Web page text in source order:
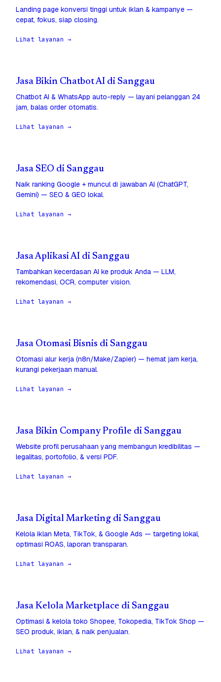
Landing page konversi tinggi untuk iklan & kampanye —
cepat, fokus, siap closing.
Lihat layanan →
Jasa Bikin Chatbot AI di Sanggau
Chatbot AI & WhatsApp auto-reply — layani pelanggan 24
jam, balas order otomatis.
Lihat layanan →
Jasa SEO di Sanggau
Naik ranking Google + muncul di jawaban AI (ChatGPT,
Gemini) — SEO & GEO lokal.
Lihat layanan →
Jasa Aplikasi AI di Sanggau
Tambahkan kecerdasan AI ke produk Anda — LLM,
rekomendasi, OCR, computer vision.
Lihat layanan →
Jasa Otomasi Bisnis di Sanggau
Otomasi alur kerja (n8n/Make/Zapier) — hemat jam kerja,
kurangi pekerjaan manual.
Lihat layanan →
Jasa Bikin Company Profile di Sanggau
Website profil perusahaan yang membangun kredibilitas —
legalitas, portofolio, & versi PDF.
Lihat layanan →
Jasa Digital Marketing di Sanggau
Kelola iklan Meta, TikTok, & Google Ads — targeting lokal,
optimasi ROAS, laporan transparan.
Lihat layanan →
Jasa Kelola Marketplace di Sanggau
Optimasi & kelola toko Shopee, Tokopedia, TikTok Shop —
SEO produk, iklan, & naik penjualan.
Lihat layanan →